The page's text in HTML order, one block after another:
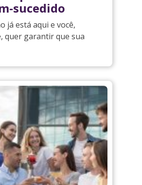
sucedido
já está aqui e você,
quer garantir que sua